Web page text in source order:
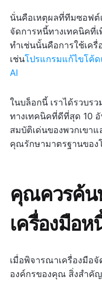
นั่นคือเหตุผลที่ทีมซอฟต์
จัดการหนี้ทางเทคนิคที่
ทำเช่นนั้นคือการใช้เค
เช่นโปรแกรมแก้ไขโค้ด
AI
ในบล็อกนี้ เราได้รวบร
ทางเทคนิคที่ดีที่สุด 10
สมบัติเด่นของพวกเขา
คุณรักษามาตรฐานขอ
คุณควรค้น
เครื่องมือ
เมื่อพิจารณาเครื่องมือ
องค์กรของคุณ สิ่งสำคั